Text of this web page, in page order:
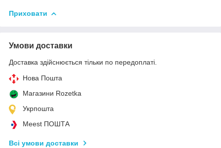
Приховати
Умови доставки
Доставка здійснюється тільки по передоплаті.
Нова Пошта
Магазини Rozetka
Укрпошта
Meest ПОШТА
Всі умови доставки